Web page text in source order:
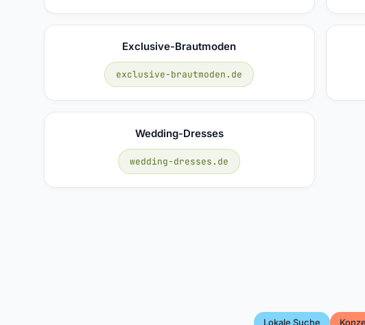
Exclusive-Brautmoden
exclusive-brautmoden.de
Wedding-Dresses
wedding-dresses.de
Lokale Suche